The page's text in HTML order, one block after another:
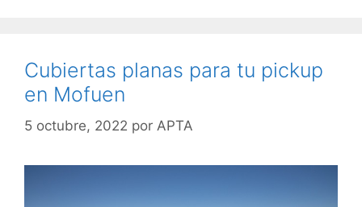
Cubiertas planas para tu pickup
en Mofuen
5 octubre, 2022 por APTA